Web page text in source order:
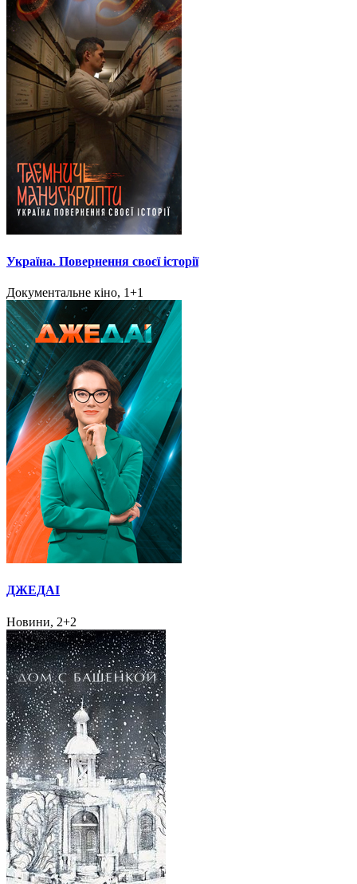
Україна. Повернення своєї історії
Документальне кіно, 1+1
ДЖЕДАІ
Новини, 2+2